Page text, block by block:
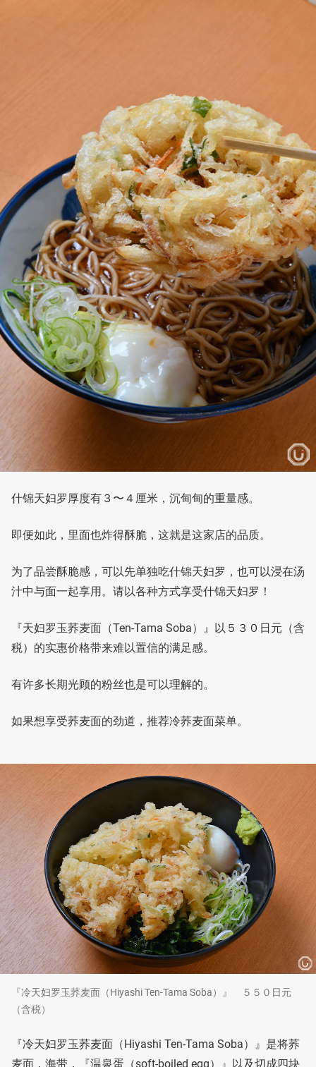
什锦天妇罗厚度有３〜４厘米，沉甸甸的重量感。
即便如此，里面也炸得酥脆，这就是这家店的品质。
为了品尝酥脆感，可以先单独吃什锦天妇罗，也可以浸在汤
汁中与面一起享用。请以各种方式享受什锦天妇罗！
『天妇罗玉荞麦面（Ten-Tama Soba）』以５３０日元（含
税）的实惠价格带来难以置信的满足感。
有许多长期光顾的粉丝也是可以理解的。
如果想享受荞麦面的劲道，推荐冷荞麦面菜单。
『冷天妇罗玉荞麦面（Hiyashi Ten-Tama Soba）』 ５５０日元
（含税）
『冷天妇罗玉荞麦面（Hiyashi Ten-Tama Soba）』是将荞
麦面，海带，『温泉蛋（soft-boiled egg）』以及切成四块